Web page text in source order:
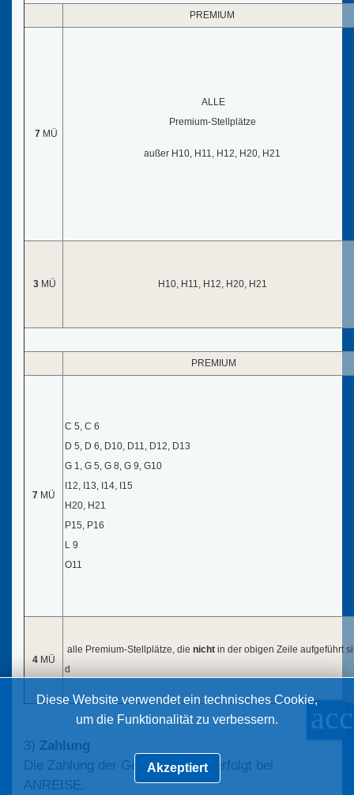
PREMIUM
7MÜ
ALLE
Premium-Stellplätze
außer H10, H11, H12, H20, H21
3 MÜ H10, H11, H12, H20, H21
PREMIUM
7MÜ
C 5, C 6
D 5, D 6, D10, D11, D12, D13
G 1, G 5, G 8, G 9, G10
I12, I13, I14, I15
H20, H21
P15, P16
L 9
O11
4MÜ
alle Premium-Stellplätze, die nicht in der obigen Zeile aufgeführt
d
3) Zahlung
Die Zahlung der Gesamtsumme erfolgt bei
ANREISE.
Diese Website verwendet ein technisches Cookie,
um die Funktionalität zu verbessern.
Akzeptiert